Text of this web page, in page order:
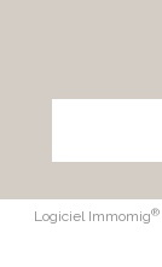
Logiciel Immomig®